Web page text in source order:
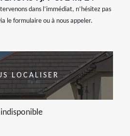
dans l’immédiat, n’hésitez pas
le formulaire ou à nous appeler.
LOCALISER
indisponible